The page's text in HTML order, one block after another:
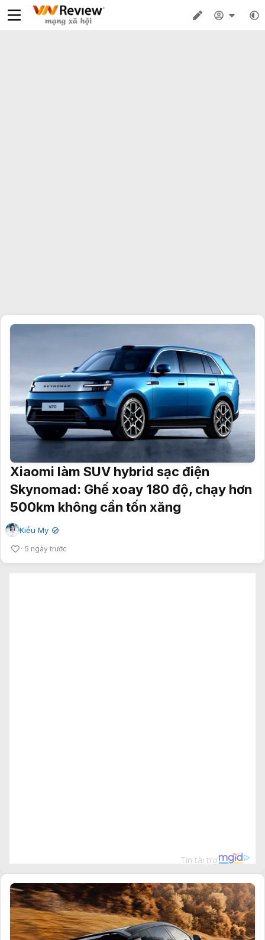
Xiaomi làm SUV hybrid sạc điện
Skynomad: Ghế xoay 180 độ, chạy hơn
500km không cần tốn xăng
Kiều My ✔
5 ngày trước